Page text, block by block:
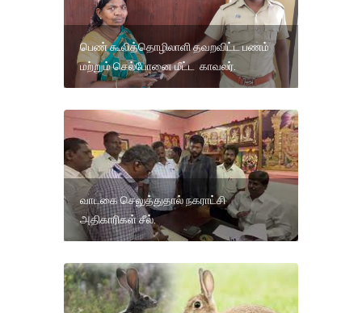
பெண் கூலித்தொழிலாளி தவறவிட்ட பணம்
மற்றும் செல்போனை மீட்ட காவலர்.
வாடகை செலுத்துதால் நகராட்சி
அதிகாரிகள் சீல்.